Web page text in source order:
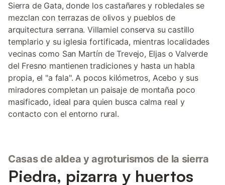
Sierra de Gata, donde los castañares y robledales se
mezclan con terrazas de olivos y pueblos de
arquitectura serrana. Villamiel conserva su castillo
templario y su iglesia fortificada, mientras localidades
vecinas como San Martín de Trevejo, Eljas o Valverde
del Fresno mantienen tradiciones y hasta un habla
propia, el "a fala". A pocos kilómetros, Acebo y sus
miradores completan un paisaje de montaña poco
masificado, ideal para quien busca calma real y
contacto con el entorno rural.
Casas de aldea y agroturismos de la sierra
Piedra, pizarra y huertos